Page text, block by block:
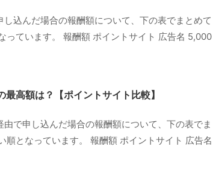
込んだ場合の報酬額について、下の表でまとめて
っています。 報酬額 ポイントサイト 広告名 5,000
高額は？【ポイントサイト比較】
で申し込んだ場合の報酬額について、下の表でま
順となっています。 報酬額 ポイントサイト 広告名